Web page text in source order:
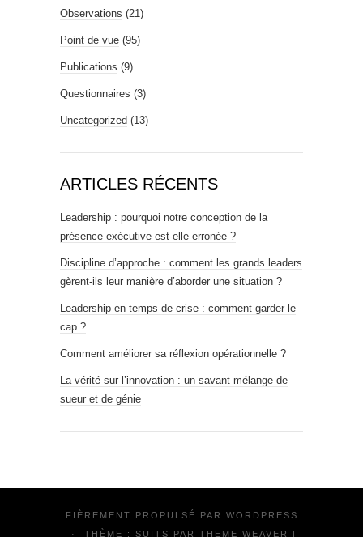
Observations (21)
Point de vue (95)
Publications (9)
Questionnaires (3)
Uncategorized (13)
ARTICLES RÉCENTS
Leadership : pourquoi notre conception de la
présence exécutive est-elle erronée ?
Discipline d’approche : comment les grands leaders
gèrent-ils leur manière d’aborder une situation ?
Leadership en temps de crise : comment garder le
cap ?
Comment améliorer sa réflexion opérationnelle ?
La vérité sur l’innovation : un savant mélange de
sueur et de génie
FIÈREMENT PROPULSÉ PAR WORDPRESS
·
THÈME : SUITS PAR THEME WEAVER |